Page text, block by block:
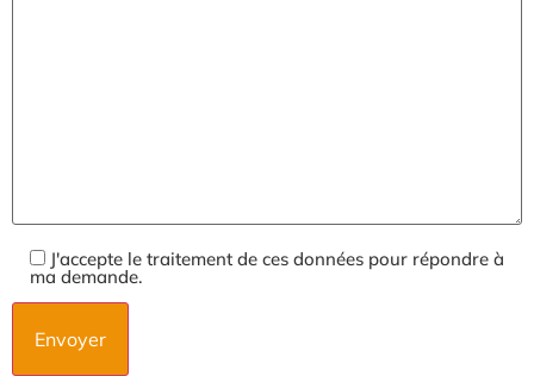
J'accepte le traitement de ces données pour répondre à
ma demande.